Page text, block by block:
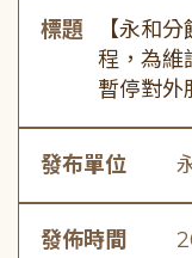
標題
【永和
程，為維
暫停對外
發布單位
發佈時間